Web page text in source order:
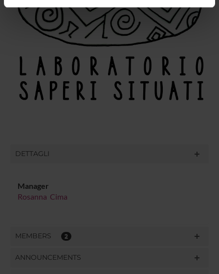
informazioni sul modo in cui utilizzi il nostro sito con i
nostri partner che si occupano di analisi dei dati web,
pubblicità e social media, i quali potrebbero combinarle
con altre informazioni che hai fornito loro o che hanno
raccolto dal tuo utilizzo dei loro servizi.
DETTAGLI
Manager
Rosanna Cima
MEMBERS 2
ANNOUNCEMENTS